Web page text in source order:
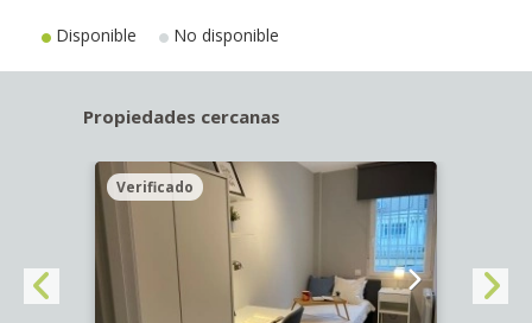
Disponible No disponible
Propiedades cercanas
Verificado